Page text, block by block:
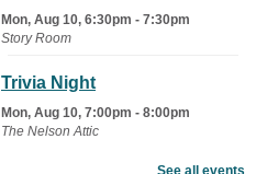
Mon, Aug 10, 6:30pm - 7:30pm
Story Room
Trivia Night
Mon, Aug 10, 7:00pm - 8:00pm
The Nelson Attic
See all events